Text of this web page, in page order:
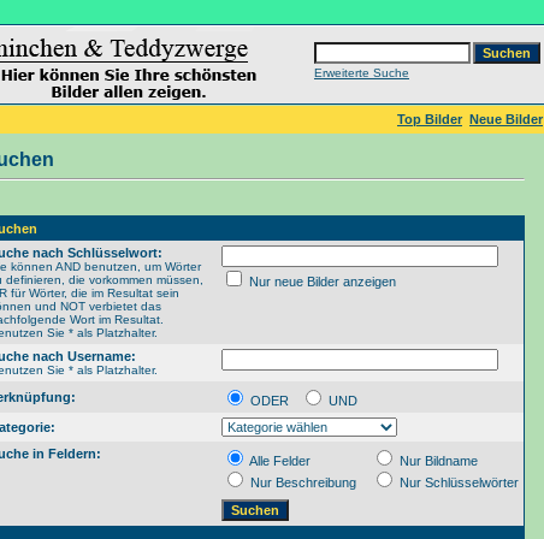
Erweiterte Suche
Top Bilder Neue Bilder
nach Schlüsselwort:
können AND benutzen, um Wörter
definieren, die vorkommen müssen,
für Wörter, die im Resultat sein
und NOT verbietet das
Wort im Resultat.
Sie * als Platzhalter.
Nur neue Bilder anzeigen
nach Username:
Sie * als Platzhalter.
ODER
UND
in Feldern:
Alle Felder
Nur Bildname
Nur Beschreibung
Nur Schlüsselwörter